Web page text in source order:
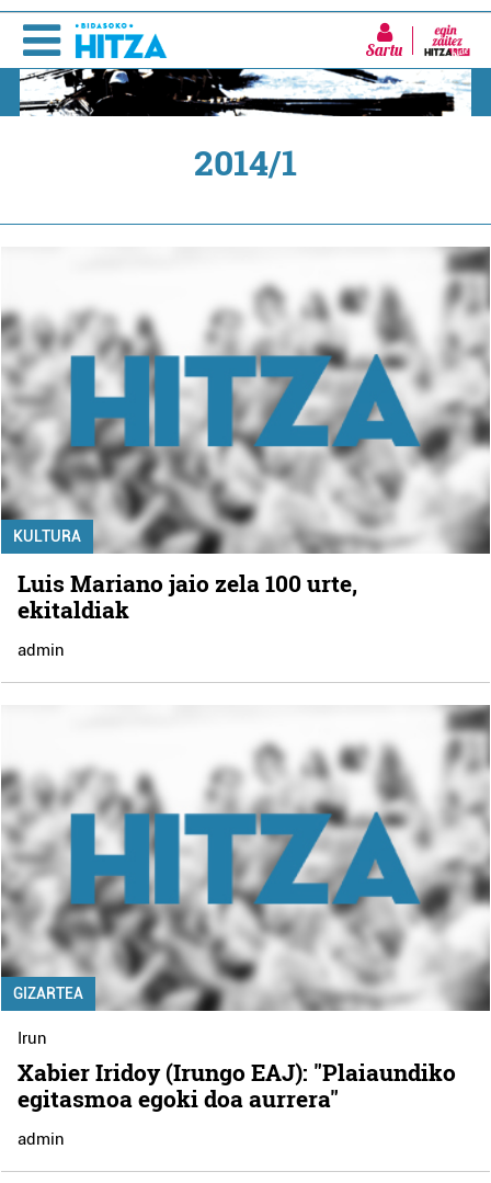
Sartu
2014/1
KULTURA
Luis Mariano jaio zela 100 urte,
ekitaldiak
admin
GIZARTEA
Irun
Xabier Iridoy (Irungo EAJ): "Plaiaundiko
egitasmoa egoki doa aurrera"
admin